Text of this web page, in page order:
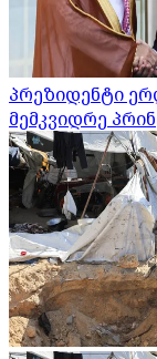
პრეზიდენტი
მემკვიდრე